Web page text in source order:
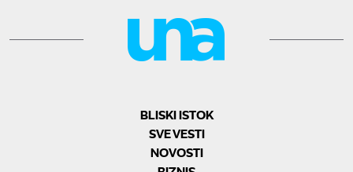
BLISKI ISTOK
SVE VESTI
NOVOSTI